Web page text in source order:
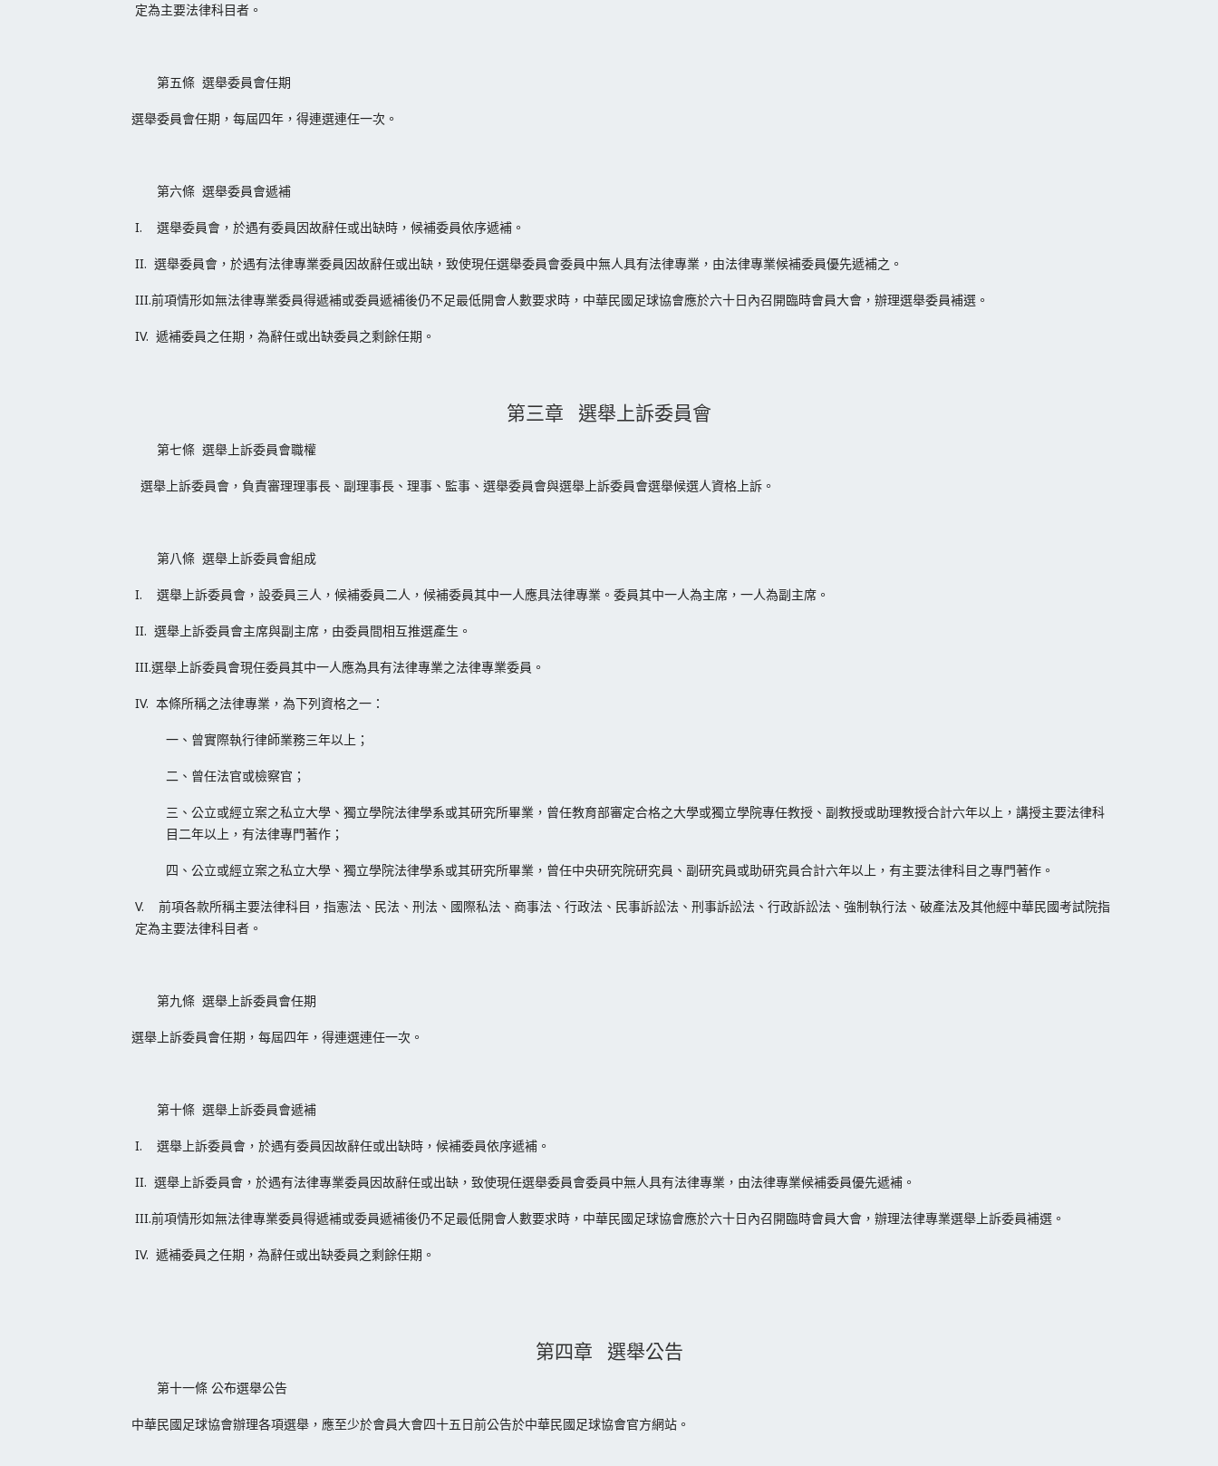
定為主要法律科目者。
第五條 選舉委員會任期
選舉委員會任期，每屆四年，得連選連任一次。
第六條 選舉委員會遞補
I. 選舉委員會，於遇有委員因故辭任或出缺時，候補委員依序遞補。
II. 選舉委員會，於遇有法律專業委員因故辭任或出缺，致使現任選舉委員會委員中無人具有法律專業，由法律專業候補委員優先遞補之。
III.前項情形如無法律專業委員得遞補或委員遞補後仍不足最低開會人數要求時，中華民國足球協會應於六十日內召開臨時會員大會，辦理選舉委員補選。
IV. 遞補委員之任期，為辭任或出缺委員之剩餘任期。
第三章 選舉上訴委員會
第七條 選舉上訴委員會職權
選舉上訴委員會，負責審理理事長、副理事長、理事、監事、選舉委員會與選舉上訴委員會選舉候選人資格上訴。
第八條 選舉上訴委員會組成
I. 選舉上訴委員會，設委員三人，候補委員二人，候補委員其中一人應具法律專業。委員其中一人為主席，一人為副主席。
II. 選舉上訴委員會主席與副主席，由委員間相互推選產生。
III.選舉上訴委員會現任委員其中一人應為具有法律專業之法律專業委員。
IV. 本條所稱之法律專業，為下列資格之一：
一、曾實際執行律師業務三年以上；
二、曾任法官或檢察官；
三、公立或經立案之私立大學、獨立學院法律學系或其研究所畢業，曾任教育部審定合格之大學或獨立學院專任教授、副教授或助理教授合計六年以上，講授主要法律科
目二年以上，有法律專門著作；
四、公立或經立案之私立大學、獨立學院法律學系或其研究所畢業，曾任中央研究院研究員、副研究員或助研究員合計六年以上，有主要法律科目之專門著作。
V. 前項各款所稱主要法律科目，指憲法、民法、刑法、國際私法、商事法、行政法、民事訴訟法、刑事訴訟法、行政訴訟法、強制執行法、破產法及其他經中華民國考試院指
定為主要法律科目者。
第九條 選舉上訴委員會任期
選舉上訴委員會任期，每屆四年，得連選連任一次。
第十條 選舉上訴委員會遞補
I. 選舉上訴委員會，於遇有委員因故辭任或出缺時，候補委員依序遞補。
II. 選舉上訴委員會，於遇有法律專業委員因故辭任或出缺，致使現任選舉委員會委員中無人具有法律專業，由法律專業候補委員優先遞補。
III.前項情形如無法律專業委員得遞補或委員遞補後仍不足最低開會人數要求時，中華民國足球協會應於六十日內召開臨時會員大會，辦理法律專業選舉上訴委員補選。
IV. 遞補委員之任期，為辭任或出缺委員之剩餘任期。
第四章 選舉公告
第十一條 公布選舉公告
中華民國足球協會辦理各項選舉，應至少於會員大會四十五日前公告於中華民國足球協會官方網站。